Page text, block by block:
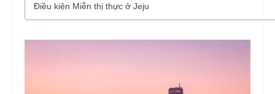
Điều kiện Miễn thị thực ở Jeju